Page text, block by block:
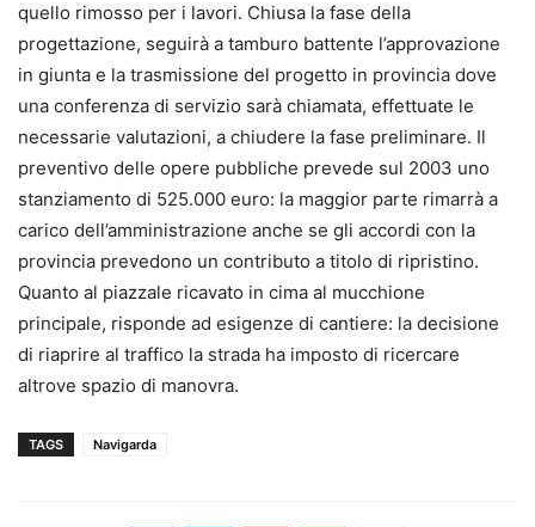
quello rimosso per i lavori. Chiusa la fase della
progettazione, seguirà a tamburo battente l’approvazione
in giunta e la trasmissione del progetto in provincia dove
una conferenza di servizio sarà chiamata, effettuate le
necessarie valutazioni, a chiudere la fase preliminare. Il
preventivo delle opere pubbliche prevede sul 2003 uno
stanziamento di 525.000 euro: la maggior parte rimarrà a
carico dell’amministrazione anche se gli accordi con la
provincia prevedono un contributo a titolo di ripristino.
Quanto al piazzale ricavato in cima al mucchione
principale, risponde ad esigenze di cantiere: la decisione
di riaprire al traffico la strada ha imposto di ricercare
altrove spazio di manovra.
TAGS Navigarda